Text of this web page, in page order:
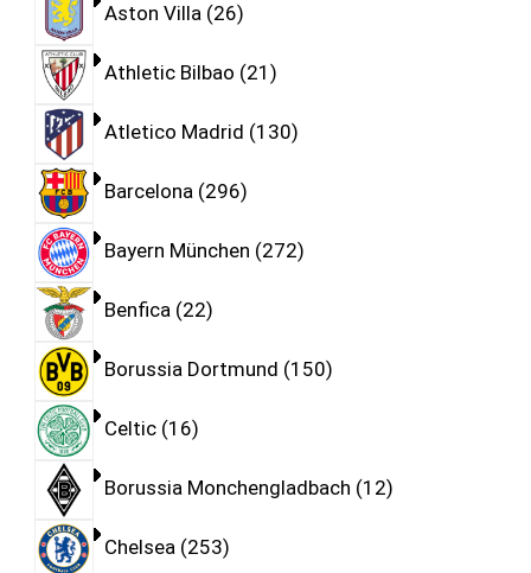
Aston Villa 26
Athletic Bilbao 21
Atletico Madrid 130
Barcelona 296
Bayern München 272
Benfica 22
Borussia Dortmund 150
Celtic 16
Borussia Monchengladbach 12
Chelsea 253